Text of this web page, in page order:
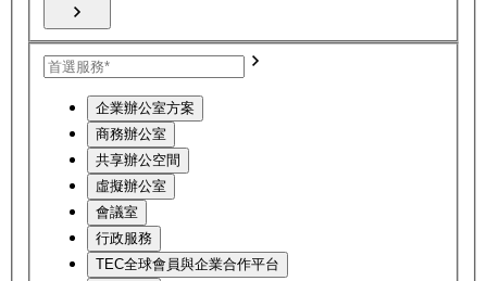
企業辦公室方案
商務辦公室
共享辦公空間
虛擬辦公室
會議室
行政服務
TEC全球會員與企業合作平台